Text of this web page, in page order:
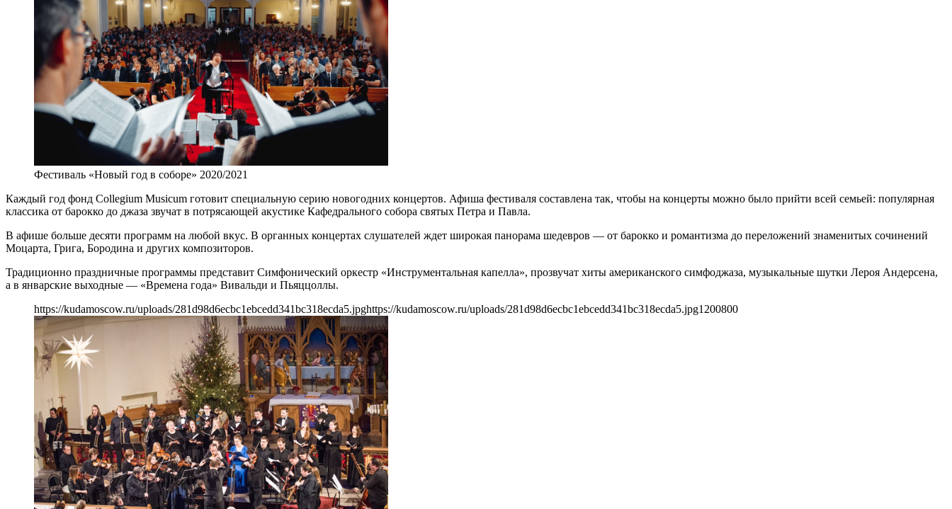
Фестиваль «Новый год в соборе» 2020/2021
Каждый год фонд Collegium Musicum готовит специальную серию новогодних концертов. Афиша фестиваля составлена так, чтобы на концерты можно было прийти всей семьей: популярная
классика от барокко до джаза звучат в потрясающей акустике Кафедрального собора святых Петра и Павла.
В афише больше десяти программ на любой вкус. В органных концертах слушателей ждет широкая панорама шедевров — от барокко и романтизма до переложений знаменитых сочинений
Моцарта, Грига, Бородина и других композиторов.
Традиционно праздничные программы представит Симфонический оркестр «Инструментальная капелла», прозвучат хиты американского симфоджаза, музыкальные шутки Лероя Андерсена,
а в январские выходные — «Времена года» Вивальди и Пьяццоллы.
https://kudamoscow.ru/uploads/281d98d6ecbc1ebcedd341bc318ecda5.jpghttps://kudamoscow.ru/uploads/281d98d6ecbc1ebcedd341bc318ecda5.jpg1200800